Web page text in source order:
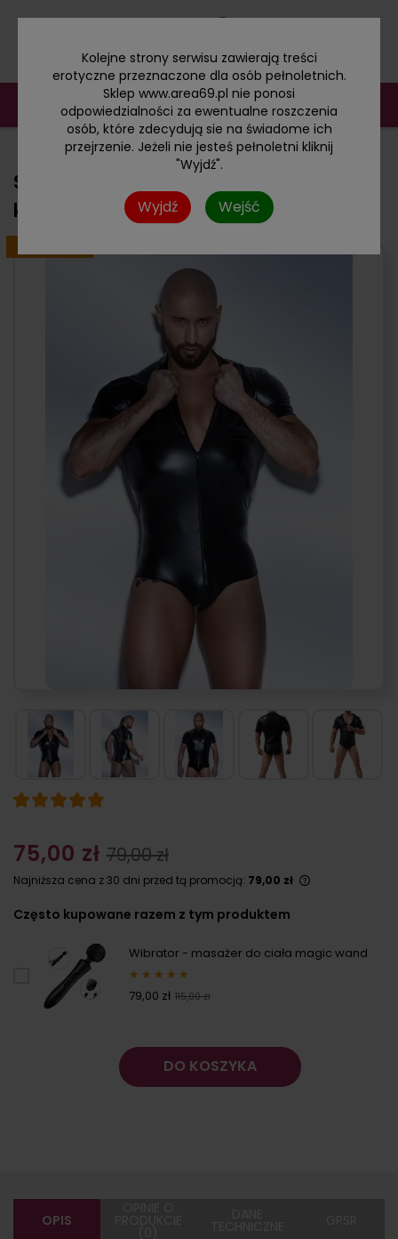
Kolejne strony serwisu zawierają treści
erotyczne przeznaczone dla osób pełnoletnich.
Sklep www.area69.pl nie ponosi
odpowiedzialności za ewentualne roszczenia
osób, które zdecydują sie na świadome ich
przejrzenie. Jeżeli nie jesteś pełnoletni kliknij
"Wyjdź".
Wyjdź Wejść
Seksowny męski lateksowy
kombinezon
75,00 zł 79,00 zł
Najniższa cena z 30 dni przed tą promocją: 79,00 zł
pojawił się w
Często kupowane razem z tym produktem
Wibrator - masażer do ciała magic wand
★ ★ ★ ★ ★
79,00 zł 115,00 zł
DO KOSZYKA
OPIS